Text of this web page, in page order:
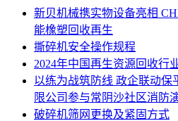
新贝机械携实物设备亮相
能橡塑回收再生
撕碎机安全操作规程
2024年中国再生资源回收行
以练为战筑防线 政企联动
限公司参与常阴沙社区消防
破碎机筛网更换及紧固方式